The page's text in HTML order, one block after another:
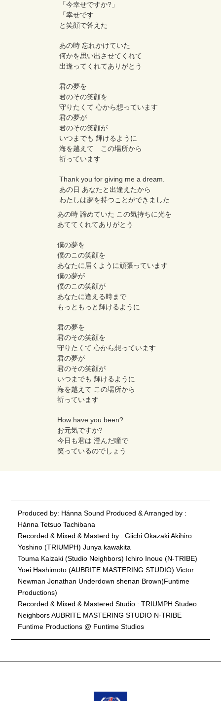
「今幸せですか?」
「幸せです
と笑顔で答えた
あの時 忘れかけていた
何かを思い出させてくれて
出逢ってくれてありがとう
君の夢を
君のその笑顔を
守りたくて 心から想っています
君の夢が
君のその笑顔が
いつまでも 輝けるように
海を越えて この場所から
祈っています
Thank you for giving me a dream.
あの日 あなたと出逢えたから
わたしは夢を持つことができました
あの時 諦めていた この気持ちに光を
あててくれてありがとう
僕の夢を
僕のこの笑顔を
あなたに届くように頑張っています
僕の夢が
僕のこの笑顔が
あなたに逢える時まで
もっともっと輝けるように
君の夢を
君のその笑顔を
守りたくて 心から想っています
君の夢が
君のその笑顔が
いつまでも 輝けるように
海を越えて この場所から
祈っています
How have you been?
お元気ですか?
今日も君は 澄んだ瞳で
笑っているのでしょう
Produced by: Hánna Sound Produced & Arranged by :
Hánna Tetsuo Tachibana
Recorded & Mixed & Masterd by : Giichi Okazaki Akihiro
Yoshino (TRIUMPH) Junya kawakita
Touma Kaizaki (Studio Neighbors) Ichiro Inoue (N-TRIBE)
Yoei Hashimoto (AUBRITE MASTERING STUDIO) Victor
Newman Jonathan Underdown shenan Brown(Funtime
Productions)
Recorded & Mixed & Mastered Studio : TRIUMPH Studeo
Neighbors AUBRITE MASTERING STUDIO N-TRIBE
Funtime Productions @ Funtime Studios